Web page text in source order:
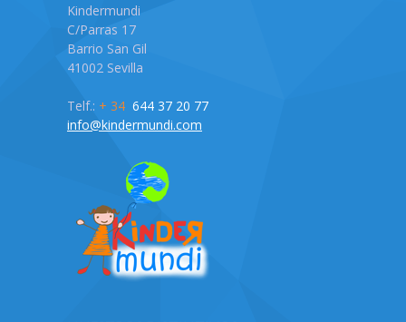
Kindermundi
C/Parras 17
Barrio San Gil
41002 Sevilla
Telf.: + 34 644 37 20 77
info@kindermundi.com